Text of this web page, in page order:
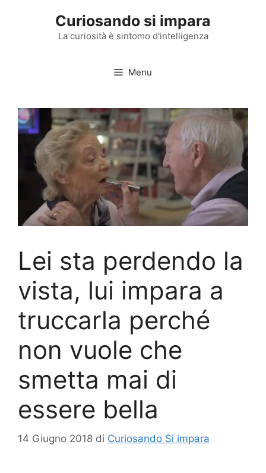
Curiosando si impara
La curiosità è sintomo d'intelligenza
Menu
Lei sta perdendo la
vista, lui impara a
truccarla perché
non vuole che
smetta mai di
essere bella
14 Giugno 2018 di Curiosando Si impara